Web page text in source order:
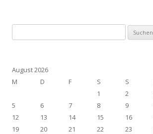
nach:
August 2026
M
D F S S
1
2
5
6 7 8 9
12
13 14 15 16
19
20 21 22 23